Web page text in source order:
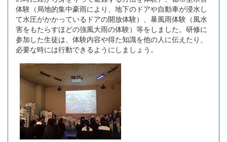
体験（局地的集中豪雨により、地下のドアや自動車が浸水し
て水圧がかかっているドアの開放体験）、暴風雨体験（風水
害をもたらすほどの強風大雨の体験）等をしました。研修に
参加した生徒は、体験内容や得た知識を他の人に伝えたり、
必要な時には行動できるようにしましょう。